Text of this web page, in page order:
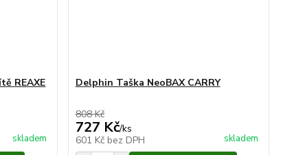
REAXE
skladem
Delphin Taška NeoBAX CARRY
808 Kč
727 Kč/ks
601 Kč bez DPH skladem